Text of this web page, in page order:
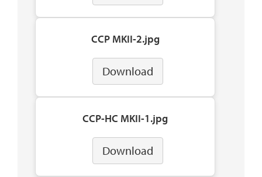
CCP MKII-2.jpg
Download
CCP-HC MKII-1.jpg
Download